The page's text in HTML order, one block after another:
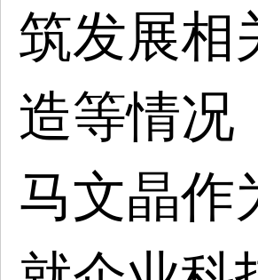
筑发展相
造等情况
马文晶作